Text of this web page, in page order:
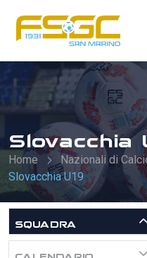
Slovacchia
Home Nazionali di
Slovacchia U19
SQUADRA
CALENDARIO